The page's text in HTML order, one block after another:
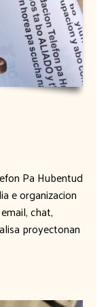
Pa Hubentud
e organizacion
chat,
proyectonan